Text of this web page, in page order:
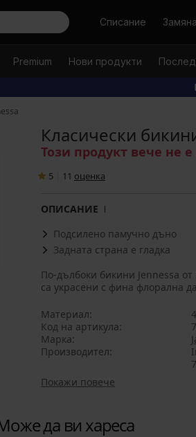
ТърсиСписание
Premium Нови продукти
Класически
Този продукт вече не
5 11 oценка
ОПИСАНИЕ
Подсилено памучно дъно
Задната страна е гладка
По-дълбоки бикини Jennessa
са украсени с фина флорална
Материал
Код на артикула
Марка
Производител
Покажи повече
да ви хареса